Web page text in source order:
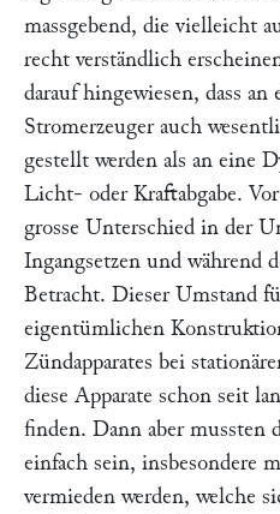
massgebend, die vielleicht
recht verständlich
darauf hingewiesen, dass an
Stromerzeuger auch
gestellt werden als an eine
Licht- oder Kraftabgabe.
grosse Unterschied in der
Ingangsetzen und während
Betracht. Dieser Umstand
eigentümlichen
Zündapparates bei
diese Apparate schon seit
finden. Dann aber mussten
einfach sein, insbesondere
vermieden werden, welche